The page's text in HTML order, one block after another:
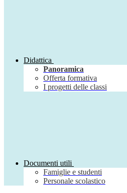
Didattica
Panoramica
Offerta formativa
I progetti delle classi
Documenti utili
Famiglie e studenti
Personale scolastico